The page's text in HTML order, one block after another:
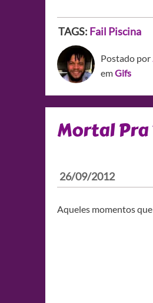
TAGS: Fail Piscina
Postado por
emGifs
Mortal Pra
26/09/2012
Aqueles momentos